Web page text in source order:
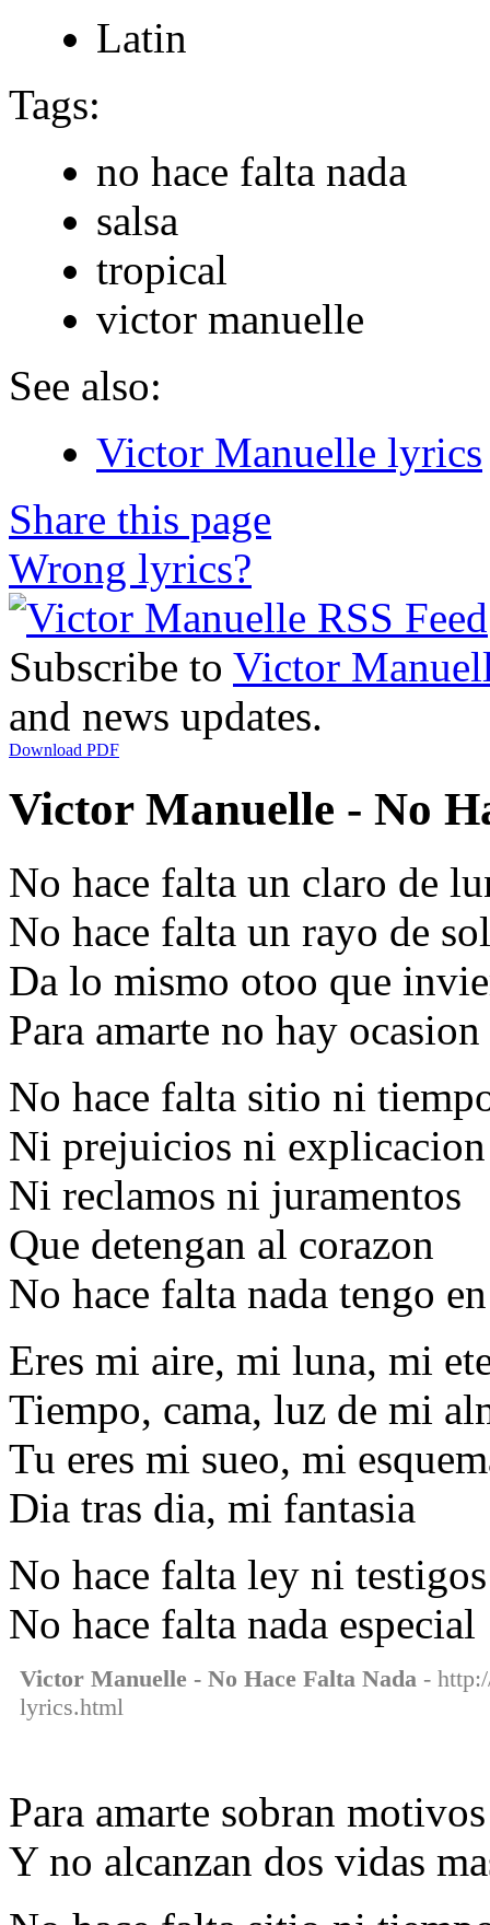
Latin
Tags:
no hace falta nada
salsa
tropical
victor manuelle
See also:
Victor Manuelle lyrics
Share this page
Wrong lyrics?
Subscribe to Victor
and news updates.
Download PDF
Victor Manuelle - No
No hace falta un claro de
No hace falta un rayo de sol
Da lo mismo otoo que
Para amarte no hay ocasion
No hace falta sitio ni
Ni prejuicios ni explicacion
Ni reclamos ni juramentos
Que detengan al corazon
No hace falta nada tengo
Eres mi aire, mi luna, mi
Tiempo, cama, luz de mi
Tu eres mi sueo, mi
Dia tras dia, mi fantasia
No hace falta ley ni testigos
No hace falta nada especial
Victor Manuelle - No Hace Falta Nada -
lyrics.html
Para amarte sobran motivos
Y no alcanzan dos vidas